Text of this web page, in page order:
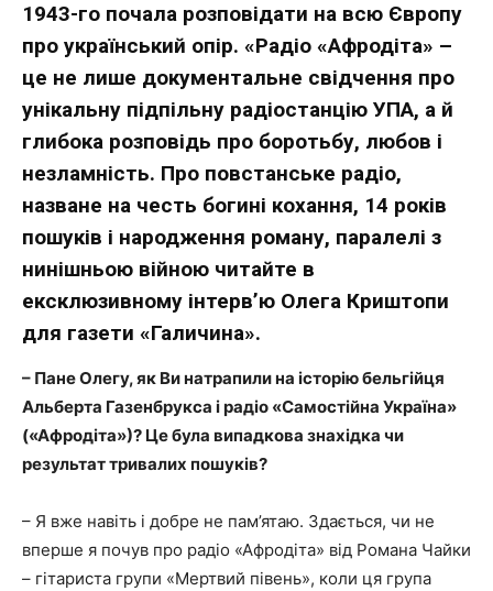
1943-го почала розповідати на всю Європу
про український опір. «Радіо «Афродіта» –
це не лише документальне свідчення про
унікальну підпільну радіостанцію УПА, а й
глибока розповідь про боротьбу, любов і
незламність. Про повстанське радіо,
назване на честь богині кохання, 14 років
пошуків і народження роману, паралелі з
нинішньою війною читайте в
ексклюзивному інтерв’ю Олега Криштопи
для газети «Галичина».
– Пане Олегу, як Ви натрапили на історію бельгійця
Альберта Газенбрукса і радіо «Самостійна Україна»
(«Афродіта»)? Це була випадкова знахідка чи
результат тривалих пошуків?
– Я вже навіть і добре не пам’ятаю. Здається, чи не
вперше я почув про радіо «Афродіта» від Романа Чайки
– гітариста групи «Мертвий півень», коли ця група